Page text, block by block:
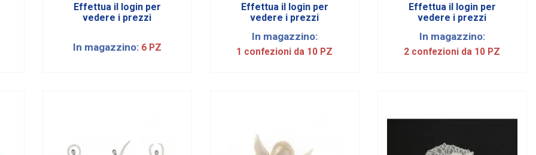
Effettua il login per
vedere i prezzi
In magazzino: 6 PZ
Effettua il login per
vedere i prezzi
In magazzino:
1 confezioni da 10 PZ
Effettua il login per
vedere i prezzi
In magazzino:
2 confezioni da 10 PZ